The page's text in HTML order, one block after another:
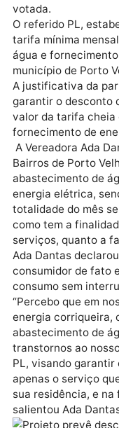
A Vereadora Ada
Câmara
nº 3584/17, que
devendo ser
votada.
O referido PL,
tarifa mínima
água e
município de
A justificativa da
garantir o
valor da tarifa
fornecimento de
A Vereadora Ada
Bairros de Porto
abastecimento de
energia elétrica,
totalidade do mês
como tem a
serviços, quanto
Ada Dantas
consumidor de
consumo sem